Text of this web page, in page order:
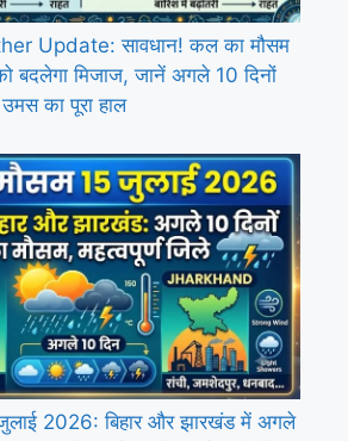
Update: सावधान! कल का मौसम
बदलेगा मिजाज, जानें अगले 10 दिनों
का पूरा हाल
2026: बिहार और झारखंड में अगले